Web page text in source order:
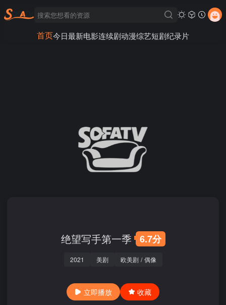
首页今日最新电影连续剧动漫综艺短剧纪录片
绝望写手第一季 6.7分
2021 美剧 欧美剧 / 偶像
立即播放 收藏